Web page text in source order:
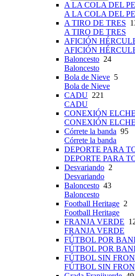
A LA COLA DEL
A LA COLA DEL
A TIRO DE TRES
A TIRO DE TRES
AFICIÓN
AFICIÓN
Baloncesto 24
Baloncesto
Bola de Nieve 5
Bola de Nieve
CADU 221
CADU
CONEXIÓN
CONEXIÓN
Córrete la banda 95
Córrete la banda
DEPORTE PARA
DEPORTE PARA
Desvariando 2
Desvariando
Baloncesto 43
Baloncesto
Football Heritage 2
Football Heritage
FRANJA VERDE
FRANJA VERDE
FÚTBOL POR
FÚTBOL POR
FÚTBOL SIN
FÚTBOL SIN